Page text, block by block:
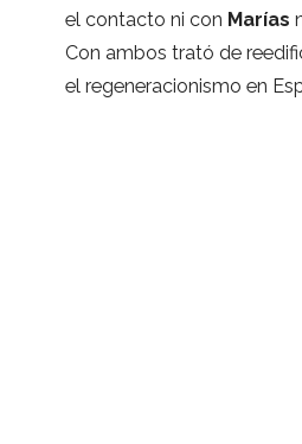
el con­tacto ni con Marías
Con ambos trató de
el rege­ne­ra­cio­nismo en